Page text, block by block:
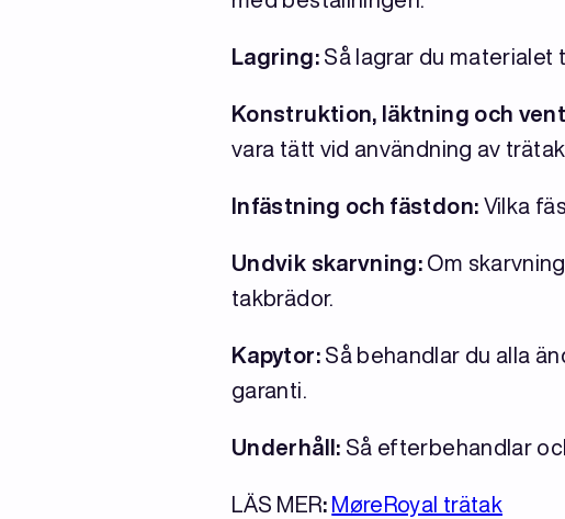
Lagring:Så lagrar du materialet
Konstruktion, läktning och
vara tätt vid användning av
Infästning och fästdon: Vilka
Undvik skarvning: Om
takbrädor.
Kapytor:Så behandlar du alla
garanti.
Underhåll: Så efterbehandlar
LÄS MER: MøreRoyal trätak